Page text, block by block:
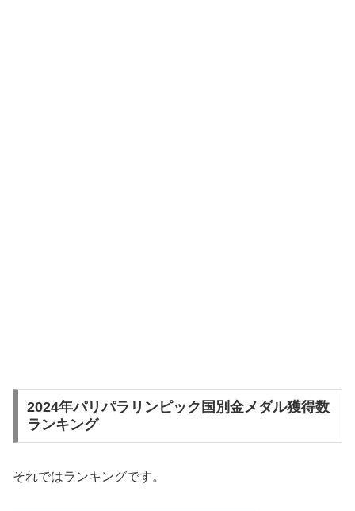
2024年パリパラリンピック国別金メダル獲得数
ランキング
それではランキングです。